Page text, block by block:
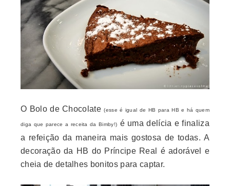
O Bolo de Chocolate(esse é igual de HB para HB e há quem
diga que parece a receita da Bimby!) é uma delícia e finaliza
a refeição da maneira mais gostosa de todas. A
decoração da HB do Príncipe Real é adorável e
cheia de detalhes bonitos para captar.